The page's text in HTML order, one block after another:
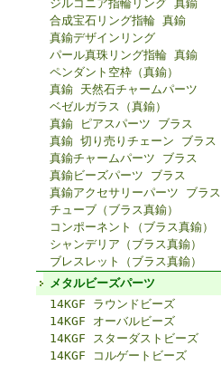
ジルコニア指輪リング 真鍮
合成宝石リング指輪 真鍮
真鍮デザインリング
パール真珠リング指輪 真鍮
ペンダント空枠（真鍮）
真鍮 天然石チャームパーツ
ベゼルガラス（真鍮）
真鍮 ピアスパーツ ブラス
真鍮 切り売りチェーン ブラス
真鍮チャームパーツ ブラス
真鍮ビーズパーツ ブラス
真鍮アクセサリーパーツ ブラス
チューブ（ブラス真鍮）
コンポーネント（ブラス真鍮）
シャンデリア（ブラス真鍮）
ブレスレット（ブラス真鍮）
メタルビーズパーツ
14KGF ラウンドビーズ
14KGF オーバルビーズ
14KGF スターダストビーズ
14KGF コルゲートビーズ